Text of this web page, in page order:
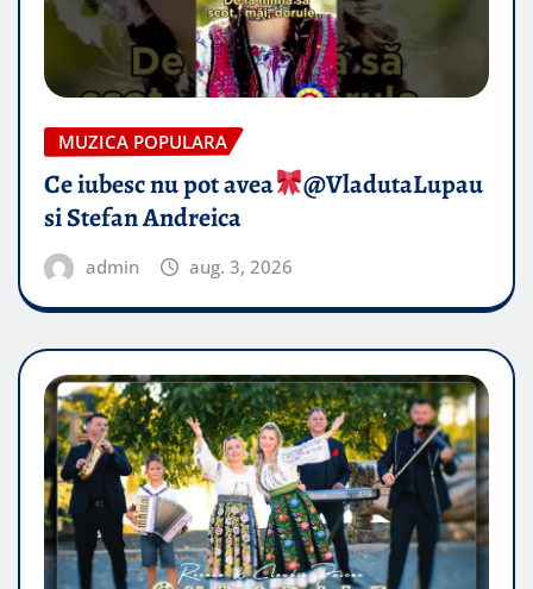
MUZICA POPULARA
Ce iubesc nu pot avea
​@VladutaLupau
si Stefan Andreica
admin aug. 3, 2026